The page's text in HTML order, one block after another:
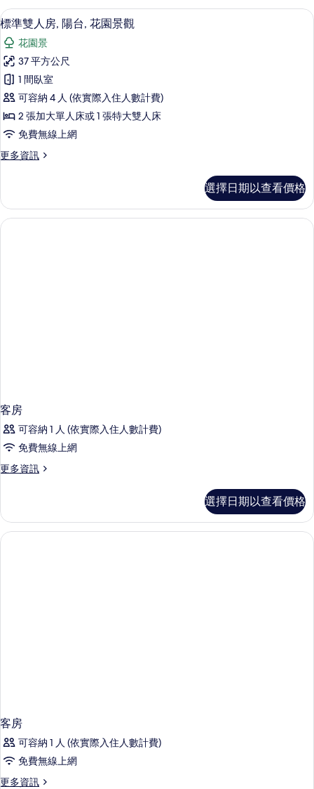
有
相
片
房,
陽
的
詳
情
顯
示
標
準
雙
人
房,
陽
台,
園
景
迷你吧、熨斗/熨衣板、免費無線上網
2
標準雙人房, 陽台, 花園景觀
花園景
37 平方公尺
1 間臥室
可容納 4 人 (依實際入住人數計費)
2 張加大單人床或 1 張特大雙人床
免費無線上網
更多資訊
更
雙
人
房,
選擇日期以查看價格
客房
可容納 1 人 (依實際入住人數計費)
免費無線上網
更多資訊
更
的
詳
情
選擇日期以查看價格
客房
可容納 1 人 (依實際入住人數計費)
免費無線上網
更多資訊
更